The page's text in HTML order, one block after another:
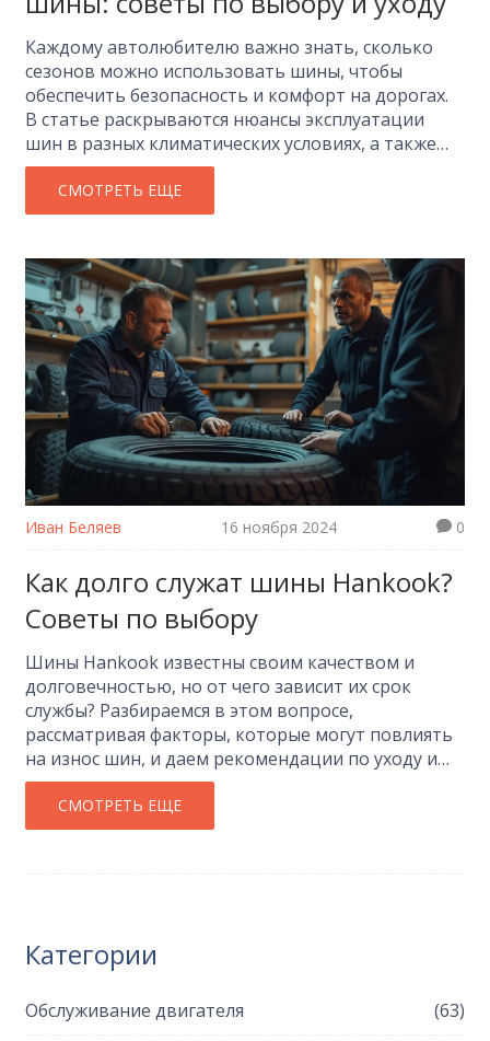
Каждому автолюбителю важно знать, сколько
сезонов можно использовать шины, чтобы
обеспечить безопасность и комфорт на дорогах.
В статье раскрываются нюансы эксплуатации
шин в разных климатических условиях, а также
советы по уходу за ними. Обсуждаются влияние
стиля вождения и условий хранения на срок
службы резины. Приводятся исследования из
автомобилей принимать осознанные решения.
СМОТРЕТЬ ЕЩЕ
Иван Беляев 16 ноября 2024 0
Как долго служат шины Hankook?
Советы по выбору
Шины Hankook известны своим качеством и
долговечностью, но от чего зависит их срок
службы? Разбираемся в этом вопросе,
рассматривая факторы, которые могут повлиять
на износ шин, и даем рекомендации по уходу и
выбору подходящей модели для разных сезонов.
Узнайте, какие факторы учитывать при оценке
износа шин и как максимально продлить их срок
СМОТРЕТЬ ЕЩЕ
Категории
Обслуживание двигателя (63)